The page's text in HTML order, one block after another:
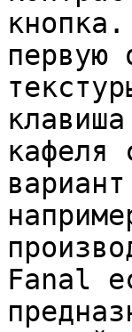
первую
кафеля
Fanal